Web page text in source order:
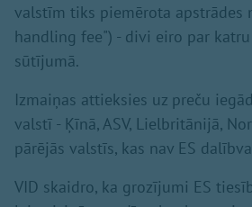
valstīm tiks piemērota apstrādes
handling fee") - divi eiro par
sūtījumā.
Izmaiņas attieksies uz preču
valstī - Ķīnā, ASV, Lielbritānijā,
pārējās valstīs, kas nav ES
VID skaidro, ka grozījumi ES